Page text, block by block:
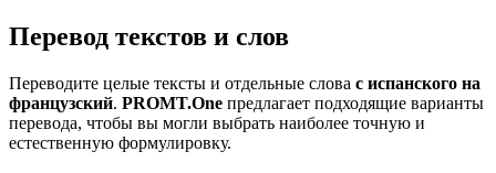
Перевод текстов и слов
Переводите целые тексты и отдельные слова с испанского на
французский. PROMT.One предлагает подходящие варианты
перевода, чтобы вы могли выбрать наиболее точную и
естественную формулировку.